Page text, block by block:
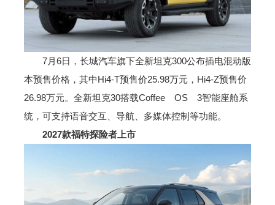
7月6日，长城汽车旗下全新坦克300公布插电混动版
本预售价格，其中Hi4-T预售价25.98万元，Hi4-Z预售价
26.98万元。全新坦克30搭载Coffee OS 3智能座舱系
统，可支持语音交互、导航、多媒体控制等功能。
2027款福特探险者上市